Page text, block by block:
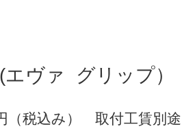
(エヴァ グリップ）
税込み） 取付工賃別途